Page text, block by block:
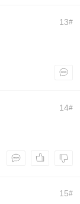
13#
14#
15#